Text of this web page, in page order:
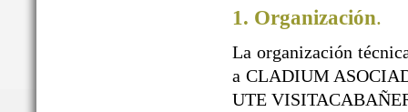
1. Organización.
La organización
a CLADIUM
UTE